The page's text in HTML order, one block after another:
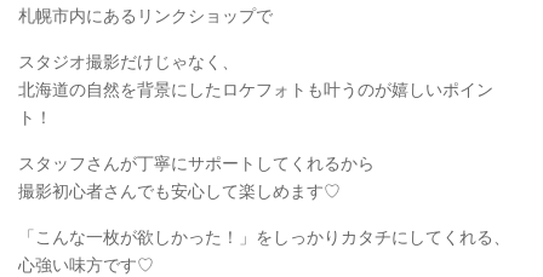
札幌市内にあるリンクショップで
スタジオ撮影だけじゃなく、
北海道の自然を背景にしたロケフォトも叶うのが嬉しいポイン
ト！
スタッフさんが丁寧にサポートしてくれるから
撮影初心者さんでも安心して楽しめます♡
「こんな一枚が欲しかった！」をしっかりカタチにしてくれる、
心強い味方です♡